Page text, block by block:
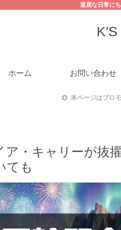
退屈な日常に
ホーム お問い合わせ
本ページはプロ
ア・キャリーが抜
ても